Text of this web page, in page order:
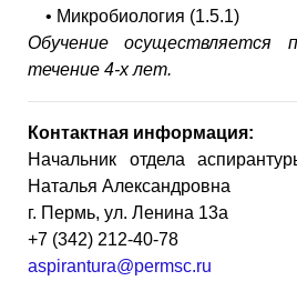
• Микробиология (1.5.1)
Обучение
течение 4-х лет.
Контактная информация:
Начальник отдела
Наталья Александровна
г. Пермь, ул. Ленина 13а
+7 (342) 212-40-78
aspirantura@permsc.ru